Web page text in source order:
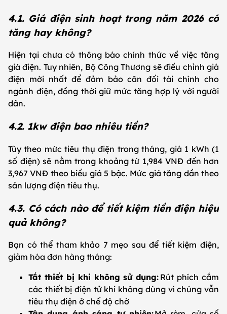
4.1. Giá điện sinh hoạt trong năm 2026 có
tăng hay không?
Hiện tại chưa có thông báo chính thức về việc tăng
giá điện. Tuy nhiên, Bộ Công Thương sẽ điều chỉnh giá
điện mới nhất để đảm bảo cân đối tài chính cho
ngành điện, đồng thời giữ mức tăng hợp lý với người
dân.
4.2. 1kw điện bao nhiêu tiền?
Tùy theo mức tiêu thụ điện trong tháng, giá 1 kWh (1
số điện) sẽ nằm trong khoảng từ 1,984 VNĐ đến hơn
3,967 VNĐ theo biểu giá 5 bậc. Mức giá tăng dần theo
sản lượng điện tiêu thụ.
4.3. Có cách nào để tiết kiệm tiền điện hiệu
quả không?
Bạn có thể tham khảo 7 mẹo sau để tiết kiệm điện,
giảm hóa đơn hàng tháng:
Tắt thiết bị khi không sử dụng: Rút phích cắm
các thiết bị điện tử khi không dùng vì chúng vẫn
tiêu thụ điện ở chế độ chờ